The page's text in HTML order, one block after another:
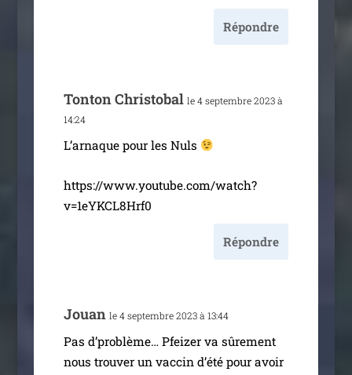
Répondre
Tonton Christobal le 4 sep­tembre 2023 à
14:24
L’arnaque pour les Nuls
https://www.youtube.com/watch?
v=1eYKCL8Hrf0
Répondre
Jouan le 4 sep­tembre 2023 à 13:44
Pas d’pro­blème… Pfeizer va sûre­ment
nous trou­ver un vac­cin d’é­té pour avoir